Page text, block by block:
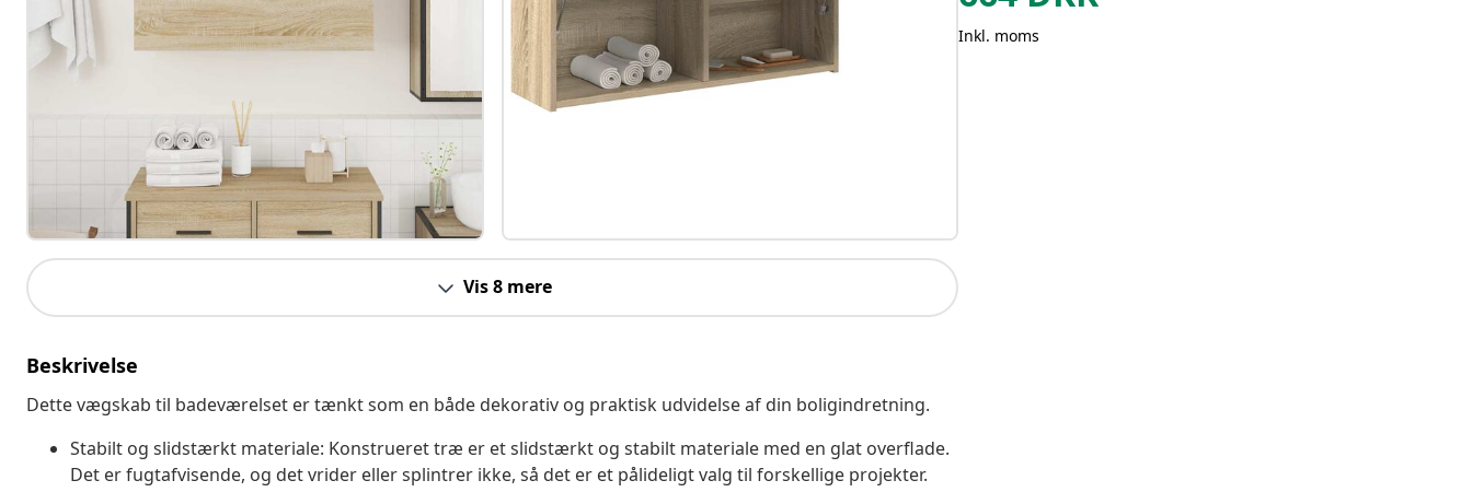
Vis 8 mere
Beskrivelse
Dette vægskab til badeværelset er tænkt som en både dekorativ og praktisk udvidelse af din boligindretning.
Stabilt og slidstærkt materiale: Konstrueret træ er et slidstærkt og stabilt materiale med en glat overflade.
Det er fugtafvisende, og det vrider eller splintrer ikke, så det er et pålideligt valg til forskellige projekter.
Inkl. moms